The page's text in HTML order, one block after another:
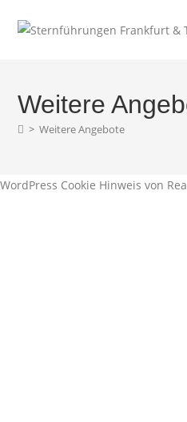
Inhalt
Weitere
> Weitere Angebote
WordPress Cookie Hinweis von